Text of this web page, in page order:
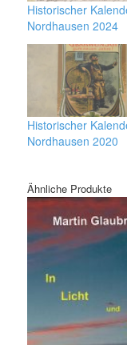
Historischer
Nordhausen 2024
Historischer
Nordhausen 2020
Ähnliche Produkte